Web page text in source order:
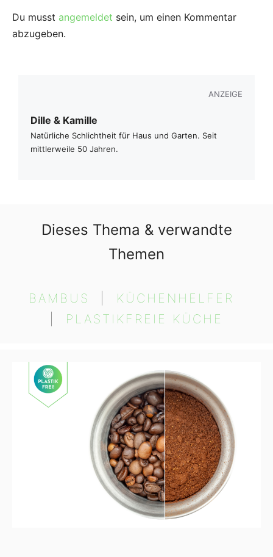
Du musst angemeldet sein, um einen Kommentar
abzugeben.
ANZEIGE
Dille & Kamille
Natürliche Schlichtheit für Haus und Garten. Seit
mittlerweile 50 Jahren.
Dieses Thema & verwandte
Themen
BAMBUS
KÜCHENHELFER
PLASTIKFREIE KÜCHE